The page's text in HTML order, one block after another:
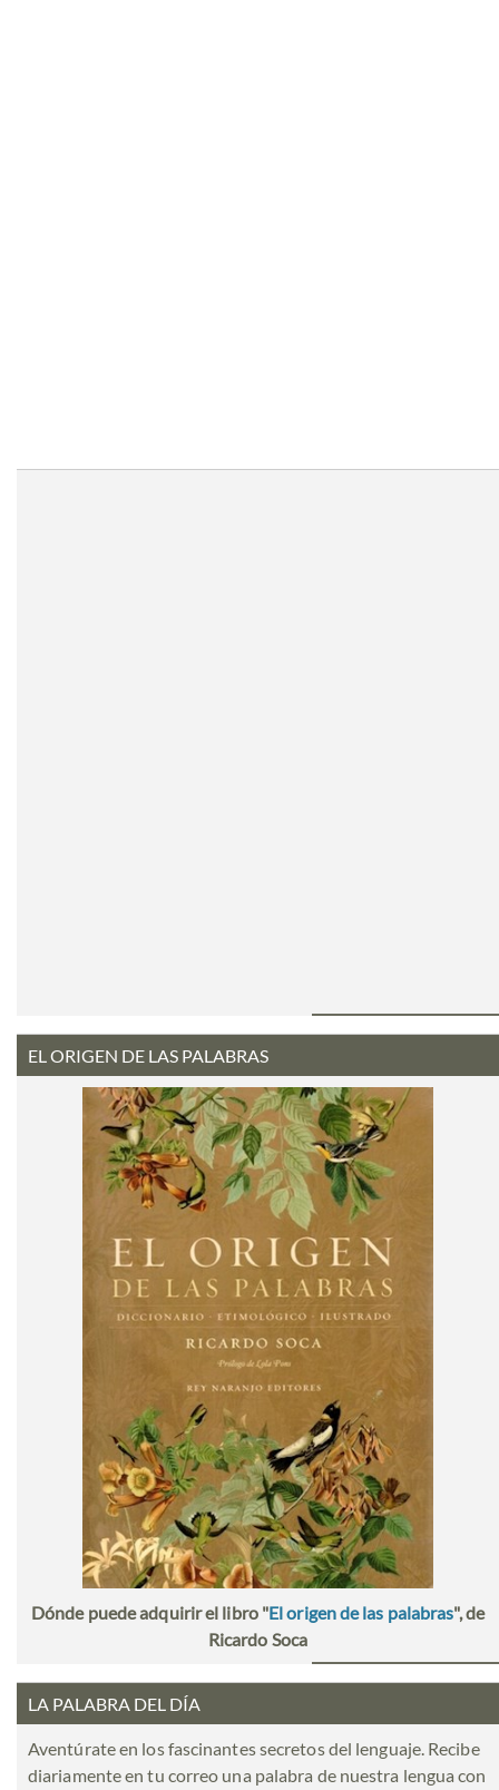
EL ORIGEN DE LAS PALABRAS
Dónde puede adquirir el libro "El origen de las palabras", de
Ricardo Soca
LA PALABRA DEL DÍA
Aventúrate en los fascinantes secretos del lenguaje. Recibe
diariamente en tu correo una palabra de nuestra lengua con